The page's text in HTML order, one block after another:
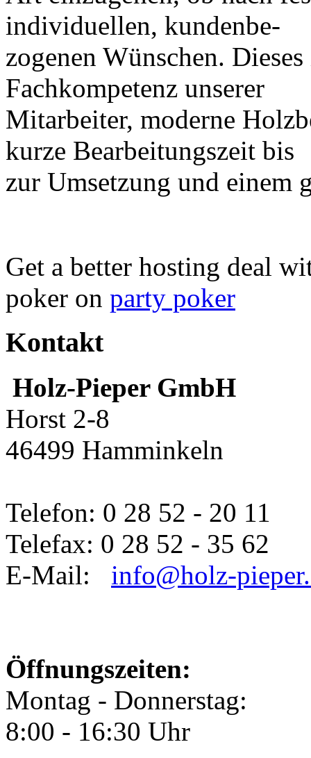
individuellen, kundenbe-
zogenen Wünschen.
Fachkompetenz unserer
Mitarbeiter, moderne
kurze Bearbeitungszeit bis
zur Umsetzung und einem
Get a better hosting deal
poker on party poker
Kontakt
Holz-Pieper GmbH
Horst 2-8
46499 Hamminkeln
Telefon: 0 28 52 - 20 11
Telefax: 0 28 52 - 35 62
E-Mail: info@holz-
Öffnungszeiten:
Montag - Donnerstag:
8:00 - 16:30 Uhr